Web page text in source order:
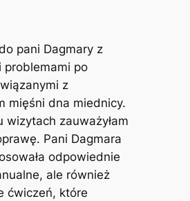
pani Dagmary z
problemami po
z
mięśni dna miednicy.
wizytach zauważyłam
Pani Dagmara
odpowiednie
ale również
ćwiczeń, które